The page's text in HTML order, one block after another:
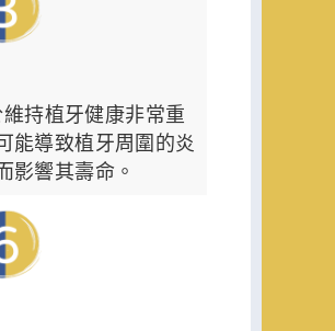
持植牙健康非常重
能導致植牙周圍的炎
影響其壽命。